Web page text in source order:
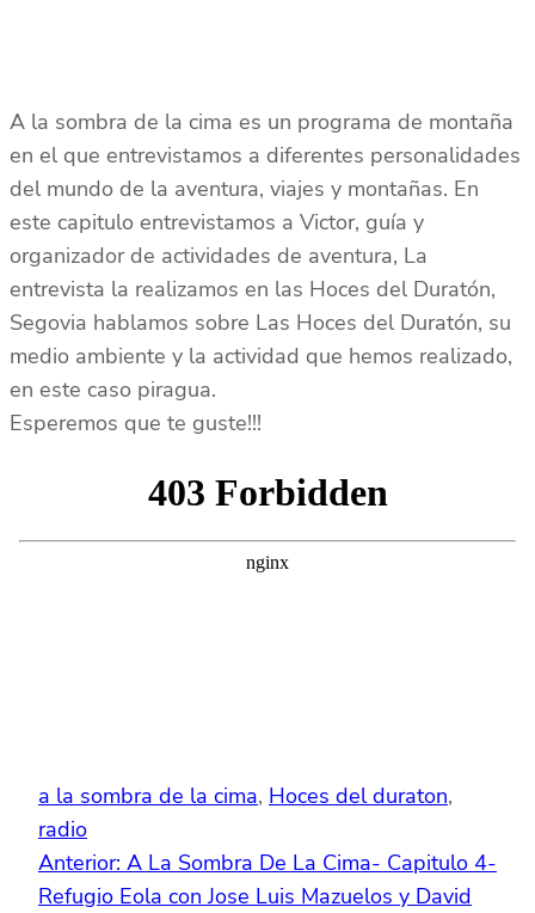
A la sombra de la cima es un programa de montaña
en el que entrevistamos a diferentes personalidades
del mundo de la aventura, viajes y montañas. En
este capitulo entrevistamos a Victor, guía y
organizador de actividades de aventura, La
entrevista la realizamos en las Hoces del Duratón,
Segovia hablamos sobre Las Hoces del Duratón, su
medio ambiente y la actividad que hemos realizado,
en este caso piragua.
Esperemos que te guste!!!
a la sombra de la cima, Hoces del duraton
radio
Anterior: A La Sombra De La Cima- Capitulo 4-
Refugio Eola con Jose Luis Mazuelos y David